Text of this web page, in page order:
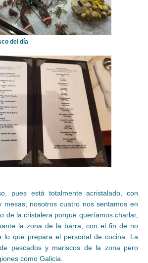
del día
pues está totalmente acristalado, con
mesas; nosotros cuatro nos sentamos en
de la cristalera porque queríamos charlar,
la zona de la barra, con el fin de no
lo que prepara el personal de cocina. La
pescados y mariscos de la zona pero
como Galicia.